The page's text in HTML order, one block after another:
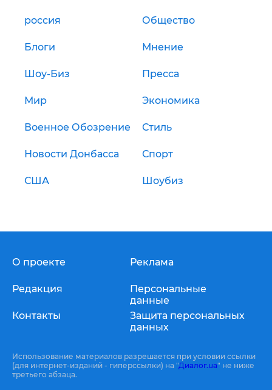
россия Общество
Блоги Мнение
Шоу-Биз Пресса
Мир Экономика
Военное Обозрение Стиль
Новости Донбасса Спорт
США Шоубиз
О проекте
Редакция
Контакты
Реклама
Персональные
данные
Защита персональных
данных
Использование материалов разрешается при условии ссылки
(для интернет-изданий - гиперссылки) на "Диалог.ua" не ниже
третьего абзаца.